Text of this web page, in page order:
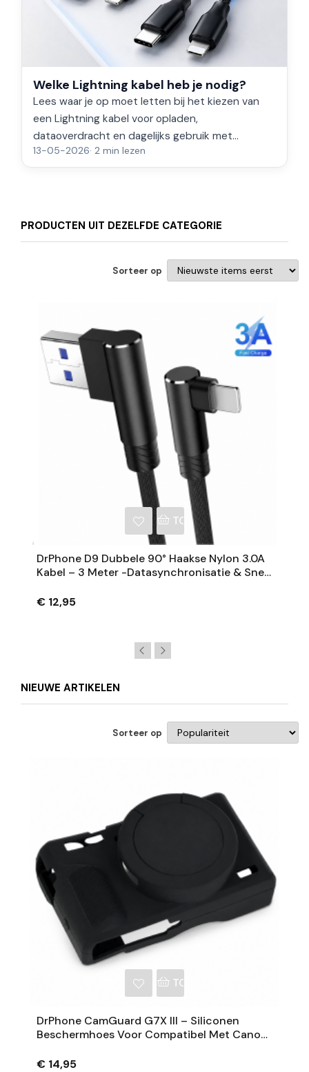
Welke Lightning kabel heb je nodig?
Lees waar je op moet letten bij het kiezen van
een Lightning kabel voor opladen,
dataoverdracht en dagelijks gebruik met
geschikte iPhone- en iPad-modellen.
13-05-2026· 2 min lezen
PRODUCTEN UIT DEZELFDE CATEGORIE
Sorteer op
TOEVOEGEN AAN
DrPhone D9 Dubbele 90° Haakse Nylon 3.0A
Kabel – 3 Meter -Datasynchronisatie & Snel
€ 12,95
NIEUWE ARTIKELEN
Sorteer op
TOEVOEGEN AAN
DrPhone CamGuard G7X III – Siliconen
Beschermhoes Voor Compatibel Met Canon
€ 14,95